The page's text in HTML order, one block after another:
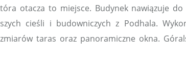
otacza to miejsce. Budynek nawiązuje
cieśli i budowniczych z Podhala.
taras oraz panoramiczne okna.